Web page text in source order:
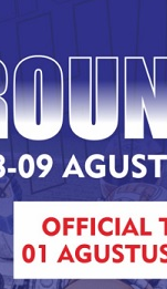
Achilles Radial